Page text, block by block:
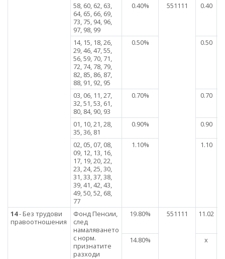
58, 60, 62, 63,
64, 65, 66, 69,
73, 75, 94, 96,
97, 98, 99
0.40% 551111 0.40
14, 15, 18, 26,
29, 46, 47, 55,
56, 59, 70, 71,
72, 74, 78, 79,
82, 85, 86, 87,
88, 91, 92, 95
0.50% 0.50
03, 06, 11, 27,
32, 51, 53, 61,
80, 84, 90, 93
0.70% 0.70
01, 10, 21, 28,
35, 36, 81
0.90% 0.90
02, 05, 07, 08,
09, 12, 13, 16,
17, 19, 20, 22,
23, 24, 25, 30,
31, 33, 37, 38,
39, 41, 42, 43,
49, 50, 52, 68,
77
1.10% 1.10
14- Без трудови
правоотношения
Фонд Пенсии,
след
намаляването
с норм.
признатите
разходи
19.80% 551111 11.02
14.80% х